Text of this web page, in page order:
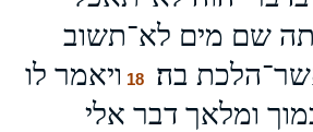
שם מים לא־תשוב
בה׃
18 ויאמר לו
ומלאך דבר אלי